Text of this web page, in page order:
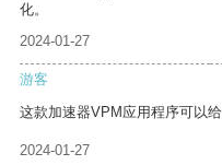
化。
2024-01-27
游客
这款加速器VPM应用程序可以
2024-01-27